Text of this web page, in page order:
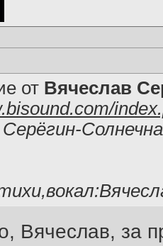
от Вячеслав
Серёгин-
Вячеслав, за